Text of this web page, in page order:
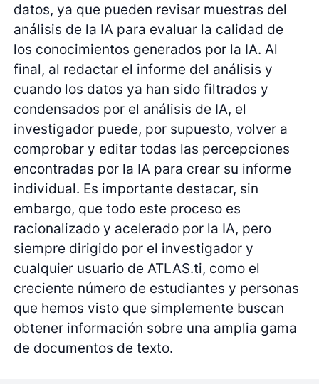
datos, ya que pueden revisar muestras del
análisis de la IA para evaluar la calidad de
los conocimientos generados por la IA. Al
final, al redactar el informe del análisis y
cuando los datos ya han sido filtrados y
condensados por el análisis de IA, el
investigador puede, por supuesto, volver a
comprobar y editar todas las percepciones
encontradas por la IA para crear su informe
individual. Es importante destacar, sin
embargo, que todo este proceso es
racionalizado y acelerado por la IA, pero
siempre dirigido por el investigador y
cualquier usuario de ATLAS.ti, como el
creciente número de estudiantes y personas
que hemos visto que simplemente buscan
obtener información sobre una amplia gama
de documentos de texto.